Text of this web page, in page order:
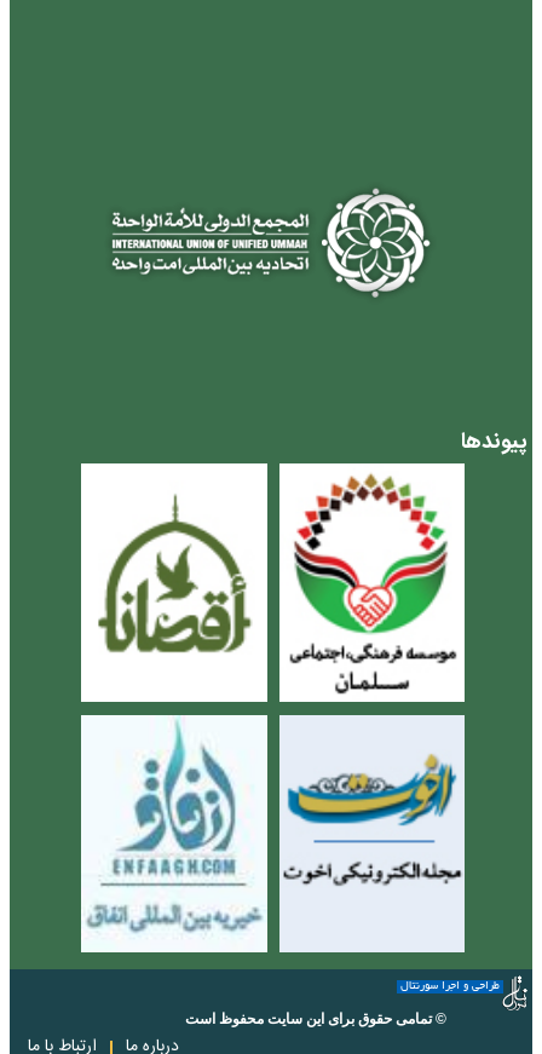
پیوندها
طراحی و اجرا سورنتال
© تمامی حقوق برای این سایت محفوظ است
درباره ما ارتباط با ما